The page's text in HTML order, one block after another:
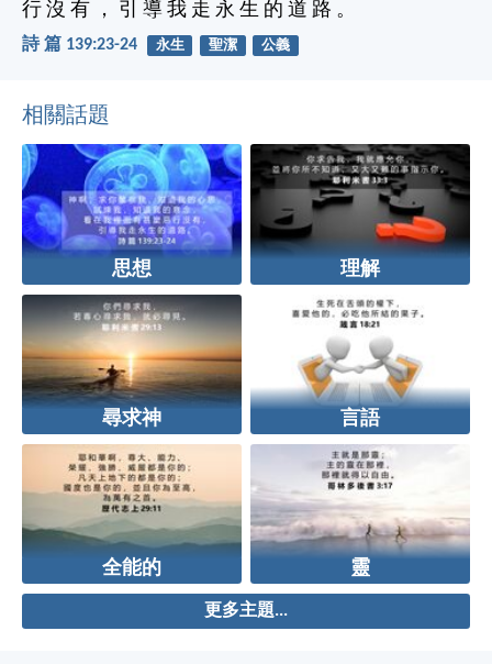
行 沒 有 ， 引 導 我 走 永 生 的 道 路 。
詩 篇 139:23-24 永生 聖潔 公義
相關話題
思想 理解
尋求神 言語
全能的 靈
更多主題...